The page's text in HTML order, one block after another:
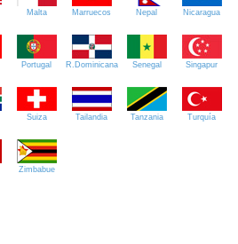
Malta Marruecos Nepal Nicaragua
Portugal R.Dominicana Senegal Singapur
Suiza Tailandia Tanzania Turquía
Zimbabue